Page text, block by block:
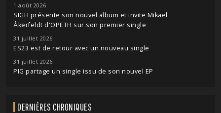
1 août 2026
SIGH présente son nouvel album et invite Mikael
Åkerfeldt d'OPETH sur son premier single
31 juillet 2026
ES23 est de retour avec un nouveau single
31 juillet 2026
PIG partage un single issu de son nouvel EP
DERNIÈRES CHRONIQUES